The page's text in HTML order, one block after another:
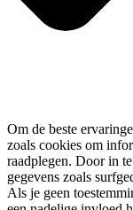
Om de beste
zoals cookies om
raadplegen. Door in
gegevens zoals
Als je geen